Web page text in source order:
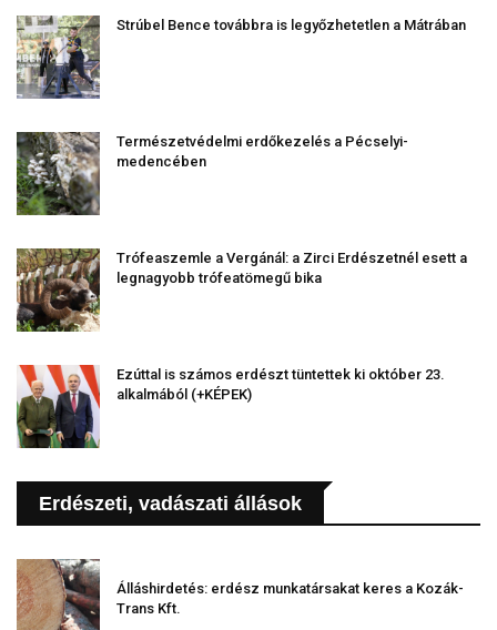
Strúbel Bence továbbra is legyőzhetetlen a Mátrában
Természetvédelmi erdőkezelés a Pécselyi-
medencében
Trófeaszemle a Vergánál: a Zirci Erdészetnél esett a
legnagyobb trófeatömegű bika
Ezúttal is számos erdészt tüntettek ki október 23.
alkalmából (+KÉPEK)
Erdészeti, vadászati állások
Álláshirdetés: erdész munkatársakat keres a Kozák-
Trans Kft.